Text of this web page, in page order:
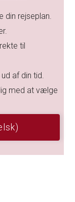
din rejseplan.
til
af din tid.
med at vælge